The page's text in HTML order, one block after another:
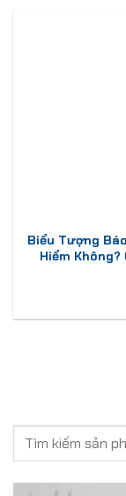
Biểu Tượng
Hiểm